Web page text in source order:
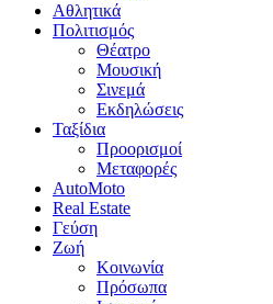
Αθλητικά
Πολιτισμός
Θέατρο
Μουσική
Σινεμά
Εκδηλώσεις
Ταξίδια
Προορισμοί
Μεταφορές
AutoMoto
Real Estate
Γεύση
Ζωή
Κοινωνία
Πρόσωπα